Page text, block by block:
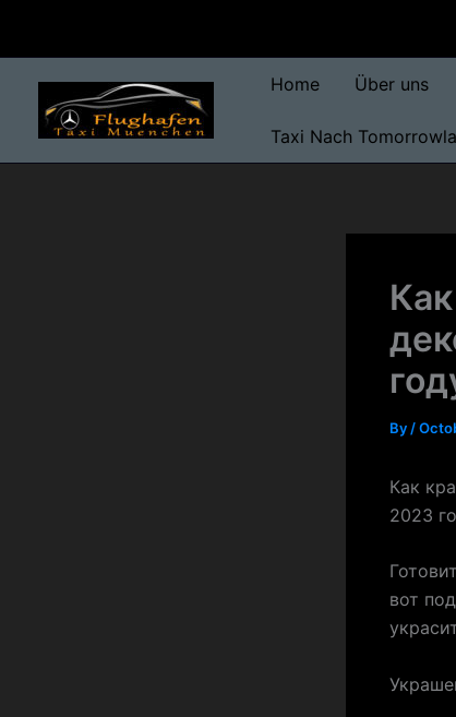
Home Über uns
Taxi Nach
By /
Как
2023
вот